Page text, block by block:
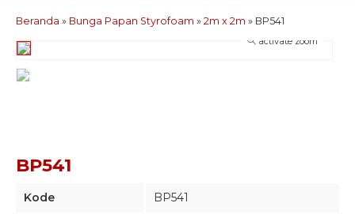
Beranda » Bunga Papan Styrofoam » 2m x 2m » BP541
activate zoom
BP541
Kode BP541